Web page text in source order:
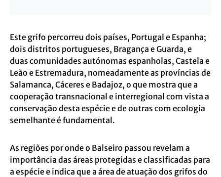
Este grifo percorreu dois países, Portugal e Espanha;
dois distritos portugueses, Bragança e Guarda, e
duas comunidades autónomas espanholas, Castela e
Leão e Estremadura, nomeadamente as províncias de
Salamanca, Cáceres e Badajoz, o que mostra que a
cooperação transnacional e interregional com vista a
conservação desta espécie e de outras com ecologia
semelhante é fundamental.
As regiões por onde o Balseiro passou revelam a
importância das áreas protegidas e classificadas para
a espécie e indica que a área de atuação dos grifos do